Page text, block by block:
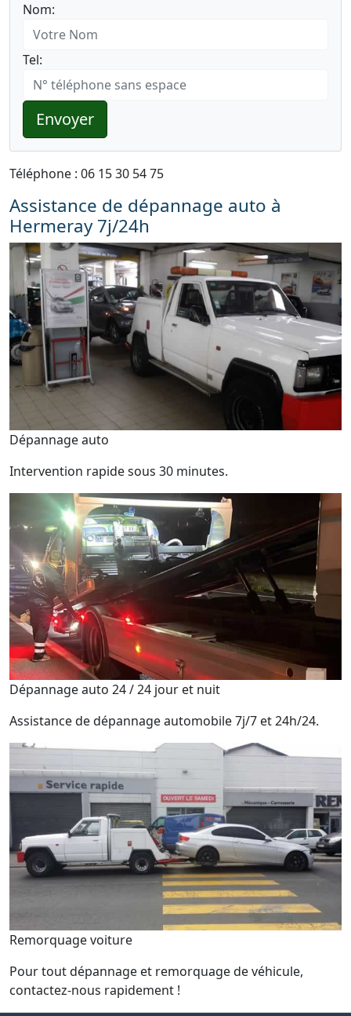
Nom:
Tel:
Envoyer
Téléphone : 06 15 30 54 75
Assistance de dépannage auto à
Hermeray 7j/24h
Dépannage auto
Intervention rapide sous 30 minutes.
Dépannage auto 24 / 24 jour et nuit
Assistance de dépannage automobile 7j/7 et 24h/24.
Remorquage voiture
Pour tout dépannage et remorquage de véhicule,
contactez-nous rapidement !